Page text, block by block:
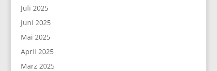
Juli 2025
Juni 2025
Mai 2025
April 2025
März 2025